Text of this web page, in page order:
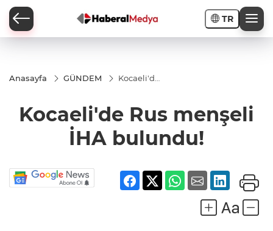
TR
Anasayfa GÜNDEM
Kocaeli'de
İHA
bulundu!
Kocaeli'de Rus menşeli
İHA bulundu!